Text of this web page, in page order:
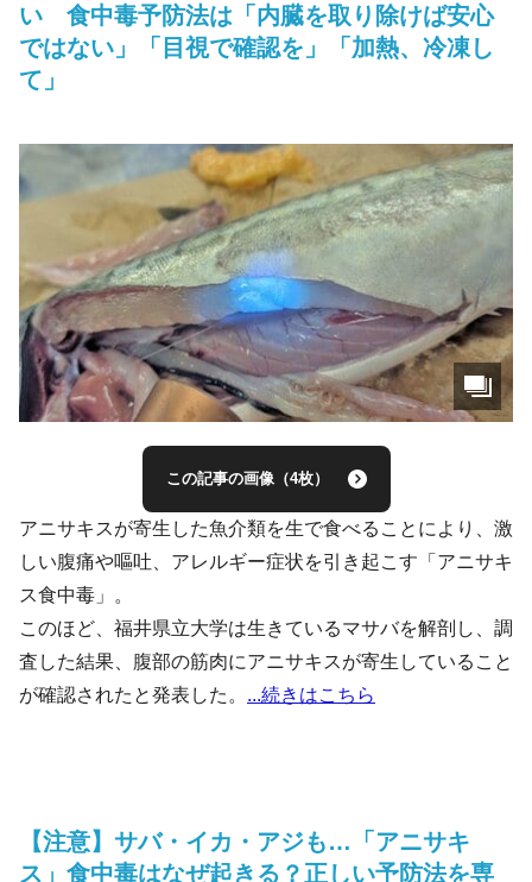
い 食中毒予防法は「内臓を取り除けば安心
ではない」「目視で確認を」「加熱、冷凍し
て」
この記事の画像（4枚）
アニサキスが寄生した魚介類を生で食べることにより、激
しい腹痛や嘔吐、アレルギー症状を引き起こす「アニサキ
ス食中毒」。
このほど、福井県立大学は生きているマサバを解剖し、調
査した結果、腹部の筋肉にアニサキスが寄生していること
が確認されたと発表した。 ...続きはこちら
【注意】サバ・イカ・アジも…「アニサキ
ス」食中毒はなぜ起きる？正しい予防法を専